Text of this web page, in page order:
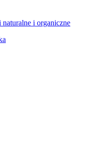
i organiczne